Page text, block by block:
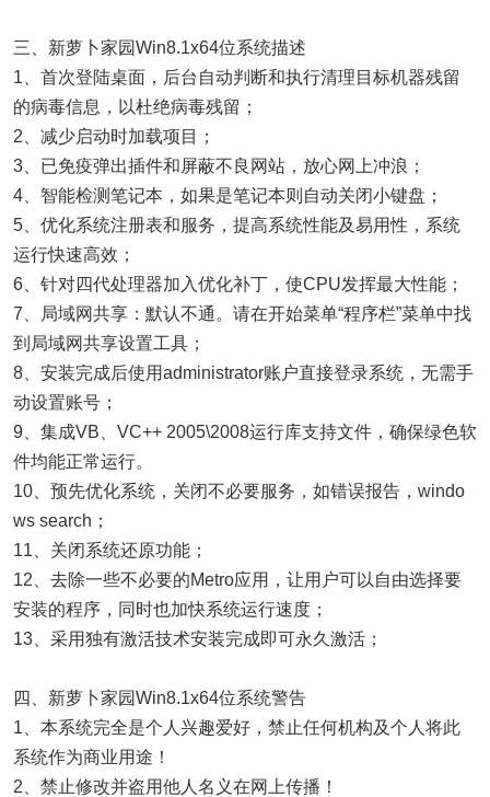
三、新萝卜家园Win8.1x64位系统描述
1、首次登陆桌面，后台自动判断和执行清理目标机器残留
的病毒信息，以杜绝病毒残留；
2、减少启动时加载项目；
3、已免疫弹出插件和屏蔽不良网站，放心网上冲浪；
4、智能检测笔记本，如果是笔记本则自动关闭小键盘；
5、优化系统注册表和服务，提高系统性能及易用性，系统
运行快速高效；
6、针对四代处理器加入优化补丁，使CPU发挥最大性能；
7、局域网共享：默认不通。请在开始菜单“程序栏”菜单中找
到局域网共享设置工具；
8、安装完成后使用administrator账户直接登录系统，无需手
动设置账号；
9、集成VB、VC++ 2005\2008运行库支持文件，确保绿色软
件均能正常运行。
10、预先优化系统，关闭不必要服务，如错误报告，windo
ws search；
11、关闭系统还原功能；
12、去除一些不必要的Metro应用，让用户可以自由选择要
安装的程序，同时也加快系统运行速度；
13、采用独有激活技术安装完成即可永久激活；
四、新萝卜家园Win8.1x64位系统警告
1、本系统完全是个人兴趣爱好，禁止任何机构及个人将此
系统作为商业用途！
2、禁止修改并盗用他人名义在网上传播！